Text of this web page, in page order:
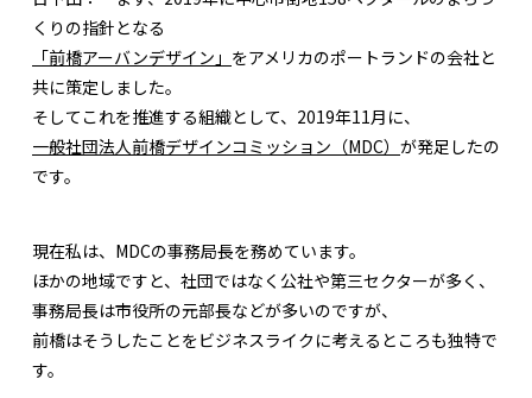
くりの指針となる
「前橋アーバンデザイン」 をアメリカのポートランドの会社と
共に策定しました。
そしてこれを推進する組織として、2019年11月に、
一般社団法人前橋デザインコミッション（MDC） が発足したの
です。
現在私は、MDCの事務局長を務めています。
ほかの地域ですと、社団ではなく公社や第三セクターが多く、
事務局長は市役所の元部長などが多いのですが、
前橋はそうしたことをビジネスライクに考えるところも独特で
す。